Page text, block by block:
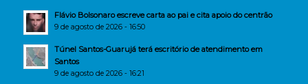
Flávio Bolsonaro escreve carta ao pai e cita apoio do centrão
9 de agosto de 2026 - 16:50
Túnel Santos-Guarujá terá escritório de atendimento em
Santos
9 de agosto de 2026 - 16:21